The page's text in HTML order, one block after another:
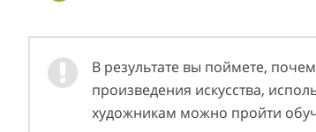
В результате вы поймете,
произведения искусства,
художникам можно пройти